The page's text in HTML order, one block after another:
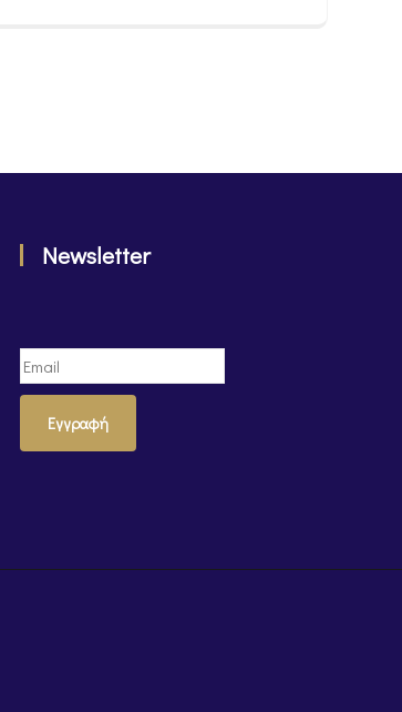
Newsletter
Εγγραφή